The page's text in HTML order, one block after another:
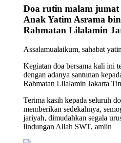
Doa rutin malam jumat
Anak Yatim Asrama
Rahmatan Lilalamin
Assalamualaikum, sahabat
Kegiatan doa bersama kali ini
dengan adanya santunan
Rahmatan Lilalamin Jakarta
Terima kasih kepada seluruh
memberikan sedekahnya,
jariyah, dimudahkan segala
lindungan Allah SWT, amiin